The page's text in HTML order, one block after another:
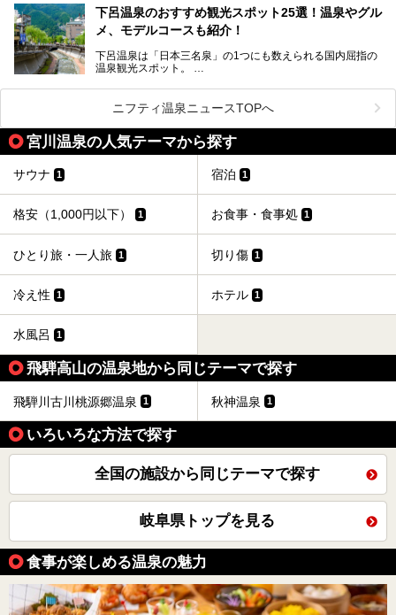
らの利用客も増え、ますます賑わいを見せています。そこで
今回は、平湯温泉の観光スポットとおすすめの温泉施設を紹
介します。気になる温泉をぜひチェックしてみてください。
下呂温泉のおすすめ観光スポット25選！温泉やグル
メ、モデルコースも紹介！
下呂温泉は「日本三名泉」の1つにも数えられる国内屈指の
温泉観光スポット。
のグルメを楽しんだり、周辺にある名所にも足を伸ばしたり
したいもの。
本記事では、下呂温泉エリアにあるおすすめの観光スポット
をご紹介するとともに散策する際のモデルコースもご提案。
下呂温泉観光をたっぷりとガイドします！
ニフティ温泉ニュースTOPへ
宮川温泉の人気テーマから探す
サウナ 1 宿泊 1
格安（1,000円以下） 1 お食事・食事処 1
ひとり旅・一人旅 1 切り傷 1
冷え性 1 ホテル 1
水風呂 1
飛騨高山の温泉地から同じテーマで探す
飛騨川古川桃源郷温泉 1 秋神温泉 1
いろいろな方法で探す
全国の施設から同じテーマで探す
岐阜県トップを見る
食事が楽しめる温泉の魅力